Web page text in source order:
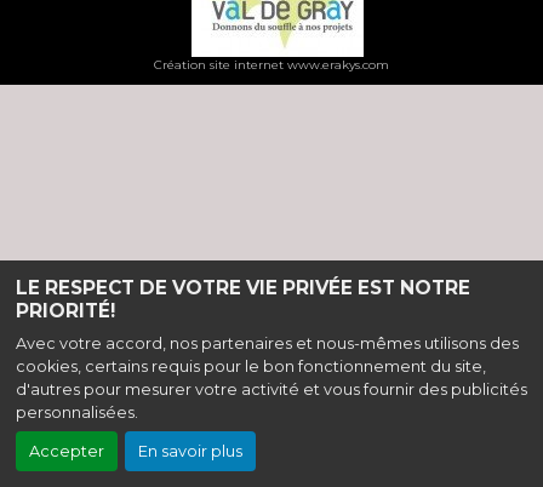
LE RESPECT DE VOTRE VIE PRIVÉE EST NOTRE
PRIORITÉ!
Avec votre accord, nos partenaires et nous-mêmes utilisons des
cookies, certains requis pour le bon fonctionnement du site,
d'autres pour mesurer votre activité et vous fournir des publicités
personnalisées.
Accepter En savoir plus
Création site internet www.erakys.com